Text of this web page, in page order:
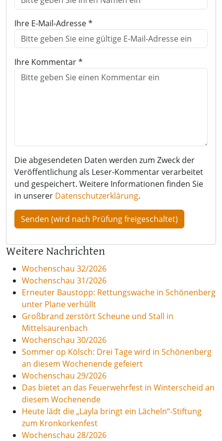
Ihre E-Mail-Adresse *
Ihre Kommentar *
Die abgesendeten Daten werden zum Zweck der
Veröffentlichung als Leser-Kommentar verarbeitet
und gespeichert. Weitere Informationen finden Sie
in unserer Datenschutzerklärung.
Weitere Nachrichten
Wochenschau 32/2026
Wochenschau 31/2026
Erneuter Baustopp: Rettungswache in Schönenberg
unter Plane verhüllt
Großbrand zerstört Scheune und Stall in
Mittelsaurenbach
Wochenschau 30/2026
Sommer op Kölsch: Drei Tage wird in Schönenberg
an diesem Wochenende gefeiert
Wochenschau 29/2026
Das bietet an das Feuerwehrfest in Winterscheid an
diesem Wochenende
Heute lädt die „Layla bringt ein Lächeln“-Stiftung
zum Kronkorkenfest
Wochenschau 28/2026